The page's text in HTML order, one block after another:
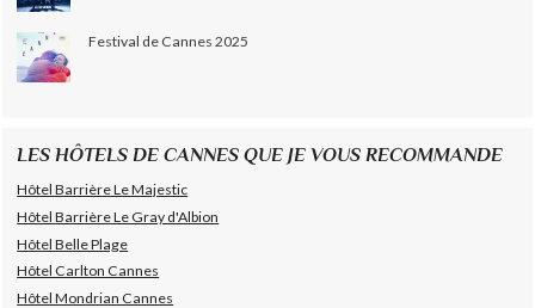
Festival de Cannes 2025
LES HÔTELS DE CANNES QUE JE VOUS RECOMMANDE
Hôtel Barrière Le Majestic
Hôtel Barrière Le Gray d'Albion
Hôtel Belle Plage
Hôtel Carlton Cannes
Hôtel Mondrian Cannes